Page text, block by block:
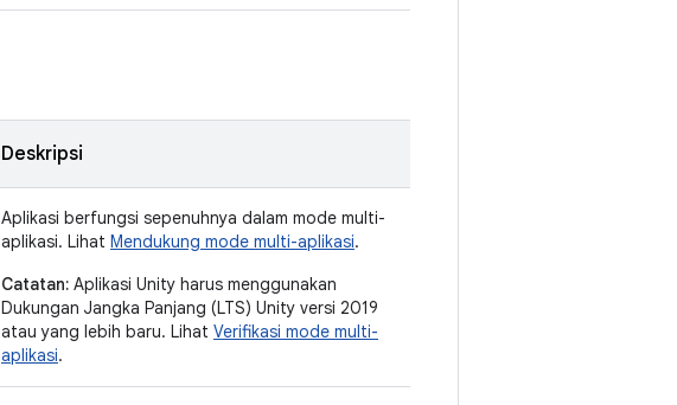
Deskripsi
Aplikasi berfungsi sepenuhnya dalam mode multi-
aplikasi. Lihat Mendukung mode multi-aplikasi.
Catatan: Aplikasi Unity harus menggunakan
Dukungan Jangka Panjang (LTS) Unity versi 2019
atau yang lebih baru. Lihat Verifikasi mode multi-
aplikasi.